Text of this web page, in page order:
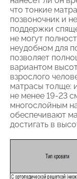
что тонкие
позвоночник и
поддержки
не могут
неудобном для
позволяет
вариантом
взрослого
матрасы толще:
не менее 19-23
многослойным
обеспечивают
достигать в